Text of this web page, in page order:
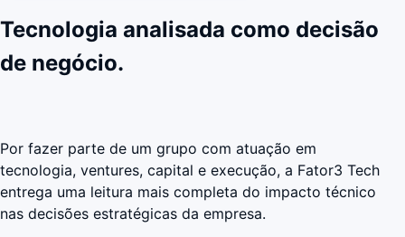
Tecnologia analisada como decisão
de negócio.
Por fazer parte de um grupo com atuação em
tecnologia, ventures, capital e execução, a Fator3 Tech
entrega uma leitura mais completa do impacto técnico
nas decisões estratégicas da empresa.